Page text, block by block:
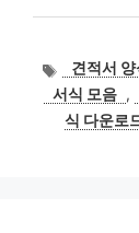
태
그
견적서 양
서식 모음 ,
식 다운로